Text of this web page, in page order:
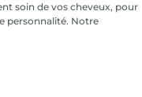
soin de vos cheveux, pour
Notre